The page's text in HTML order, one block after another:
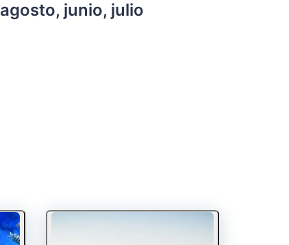
agosto, junio, julio